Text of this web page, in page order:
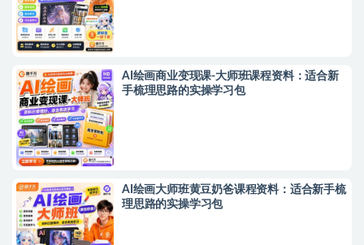
AI绘画商业变现课-大师班课程资料：适合新
手梳理思路的实操学习包
AI绘画大师班黄豆奶爸课程资料：适合新手梳
理思路的实操学习包